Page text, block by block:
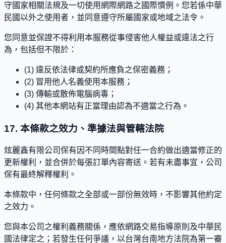
守國家相關法規及一切使用網際網路之國際慣例。您若係中華
民國以外之使用者，並同意遵守所屬國家或地域之法令。
您同意並保證不得利用本服務從事侵害他人權益或違法之行
為，包括但不限於：
(1) 違反依法律或契約所應負之保密義務；
(2) 冒用他人名義使用本服務；
(3) 傳輸或散佈電腦病毒；
(4) 其他本網站有正當理由認為不適當之行為。
17. 本條款之效力、準據法與管轄法院
炫麗鑫有限公司保有因不同時間點對任一合約做出適當修正的
更新權利，並合併於每張訂單內容寄送。若有未盡事宜，公司
保有最終解釋權利。
本條款中，任何條款之全部或一部份無效時，不影響其他約定
之效力。
您與本公司之權利義務關係，應依網路交易指導原則及中華民
國法律定之；若發生任何爭議，以台灣台南地方法院為第一審